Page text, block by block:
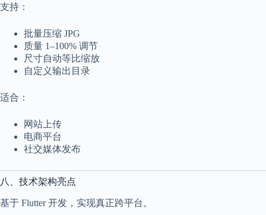
支持：
批量压缩 JPG
质量 1–100% 调节
尺寸自动等比缩放
自定义输出目录
适合：
网站上传
电商平台
社交媒体发布
八、技术架构亮点
基于 Flutter 开发，实现真正跨平台。